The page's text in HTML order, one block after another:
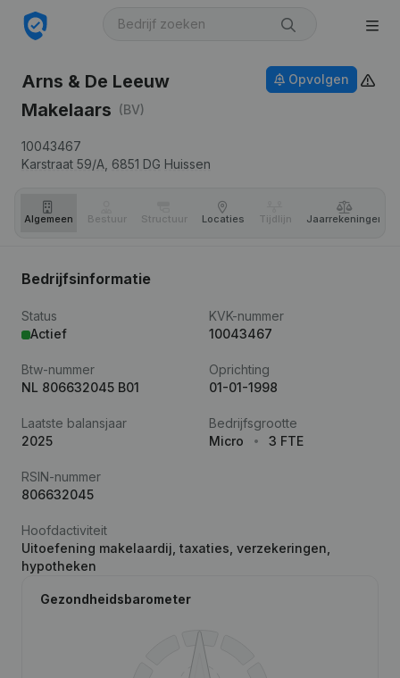
Arns & De Leeuw
Makelaars (BV)
10043467
Karstraat 59/A, 6851 DG Huissen
Opvolgen
Algemeen Bestuur Structuur Locaties Tijdlijn Jaar­rekeningen
Bedrijfsinformatie
Status
Actief
KVK-nummer
10043467
Btw-nummer
NL 806632045 B01
Oprichting
01-01-1998
Laatste balansjaar
2025
Bedrijfsgrootte
Micro
3 FTE
RSIN-nummer
806632045
Hoofdactiviteit
Uitoefening makelaardij, taxaties, verzekeringen,
hypotheken
Gezondheidsbarometer